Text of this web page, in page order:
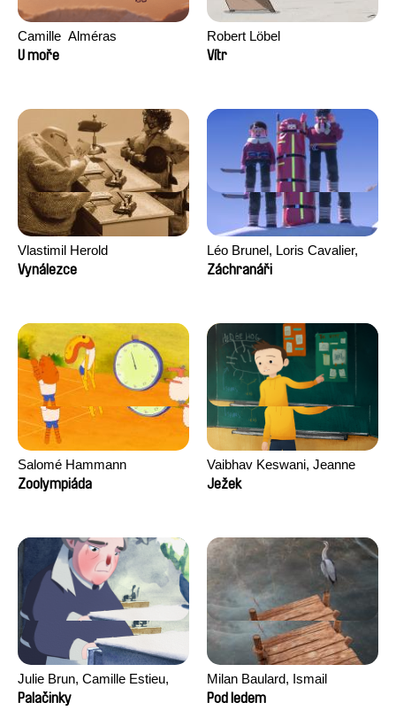
Camille​ ​ ​Alméras
U moře
Robert Löbel
Vítr
Vlastimil Herold
Vynálezce
Léo Brunel, Loris Cavalier,
Camille Jalabert, Oscar Malet
Záchranáři
Salomé Hammann
Zoolympiáda
Vaibhav Keswani, Jeanne
Laureau, Colombine Majou,
Ježek
Julie Brun, Camille Estieu,
Jiamin Peng
Palačinky
Milan Baulard, Ismail
Berrahma, Flore Dupont,
Pod ledem